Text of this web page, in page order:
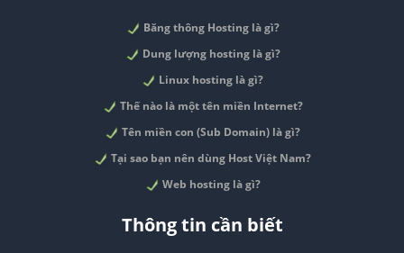
Băng thông Hosting là gì?
Dung lượng hosting là gì?
Linux hosting là gì?
Thế nào là một tên miền Internet?
Tên miền con (Sub Domain) là gì?
Tại sao bạn nên dùng Host Việt Nam?
Web hosting là gì?
Thông tin cần biết